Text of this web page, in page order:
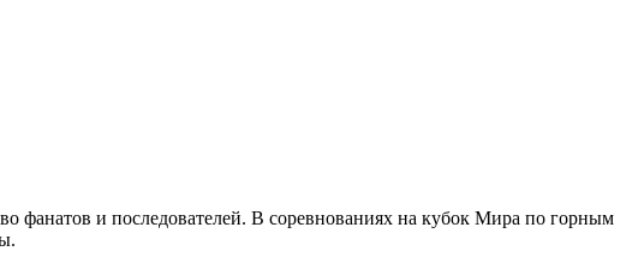
и последователей. В соревнованиях на кубок Мира по горным